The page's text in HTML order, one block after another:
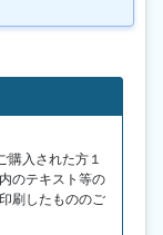
購入された方１
のテキスト等の
刷したもののご